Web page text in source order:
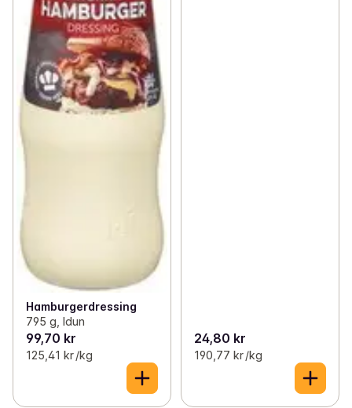
Hamburgerdressing
795 g, Idun
99,70 kr
125,41 kr /kg
24,80 kr
190,77 kr /kg